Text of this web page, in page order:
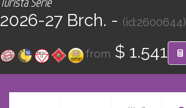
Find your Tour
2026-27 Brch. - (id:2600644)
from $ 1.541